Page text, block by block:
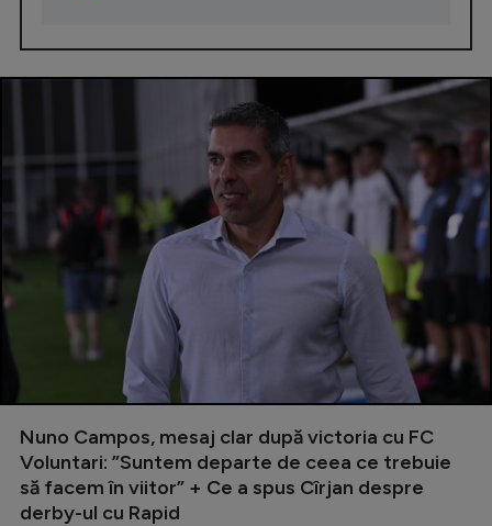
Nuno Campos, mesaj clar după victoria cu FC
Voluntari: ”Suntem departe de ceea ce trebuie
să facem în viitor” + Ce a spus Cîrjan despre
derby-ul cu Rapid